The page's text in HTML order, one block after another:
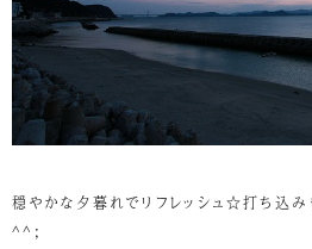
穏やかな夕暮れでリフレッシュ☆打ち込み
^^;